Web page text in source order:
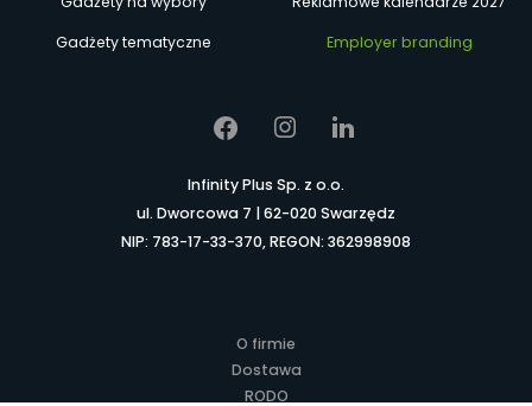
Gadżety tematyczne
Employer branding
Infinity Plus Sp. z o.o.
ul. Dworcowa 7 | 62-020 Swarzędz
NIP: 783-17-33-370, REGON: 362998908
O firmie
Dostawa
RODO